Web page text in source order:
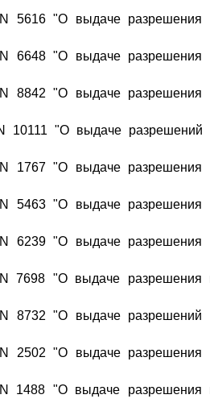
N 5616 "О выдаче разрешения
N 6648 "О выдаче разрешения
N 8842 "О выдаче разрешения
N 10111 "О выдаче
N 1767 "О выдаче разрешения
N 5463 "О выдаче разрешения
N 6239 "О выдаче разрешения
N 7698 "О выдаче разрешения
N 8732 "О выдаче разрешений
N 2502 "О выдаче разрешения
N 1488 "О выдаче разрешения